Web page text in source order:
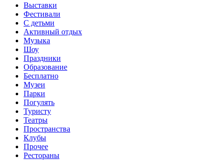
Выставки
Фестивали
С детьми
Активный отдых
Музыка
Шоу
Праздники
Образование
Бесплатно
Музеи
Парки
Погулять
Туристу
Театры
Пространства
Клубы
Прочее
Рестораны